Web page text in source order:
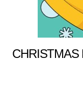
CHRISTMAS